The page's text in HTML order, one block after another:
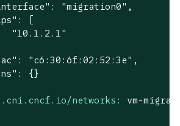
"migration0",
[
"10.1.2.1"
"c6:30:6f:02:52:3e",
{}
networks:
vm-